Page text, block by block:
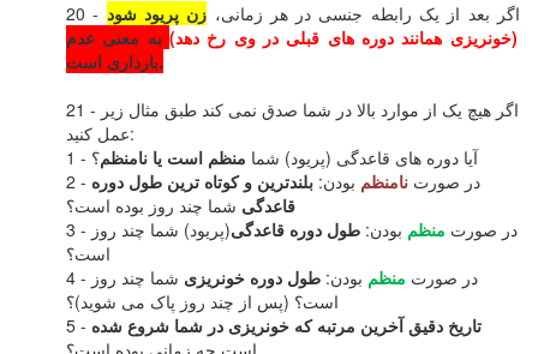
20 - اگر بعد از یک رابطه جنسی در هر زمانی، زن پریود شود
(خونریزی همانند دوره های قبلی در وی رخ دهد) به معنی عدم
بارداری است.
21 - اگر هیچ یک از موارد بالا در شما صدق نمی کند طبق مثال زیر
عمل کنید:
1 - آیا دوره های قاعدگی (پریود) شما منظم است یا نامنظم؟
2 - در صورت نامنظم بودن: بلندترین و کوتاه ترین طول دوره
قاعدگی شما چند روز بوده است؟
3 - در صورت منظم بودن: طول دوره قاعدگی(پریود) شما چند روز
است؟
4 - در صورت منظم بودن: طول دوره خونریزی شما چند روز
است؟ (پس از چند روز پاک می شوید)؟
5 - تاریخ دقیق آخرین مرتبه که خونریزی در شما شروع شده